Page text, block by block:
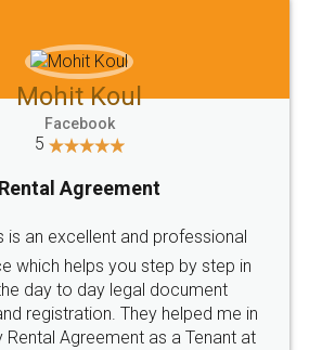
Mohit Koul
Facebook
5
Rental Agreement
is an excellent and professional
which helps you step by step in
day to day legal document
registration. They helped me in
Rental Agreement as a Tenant at